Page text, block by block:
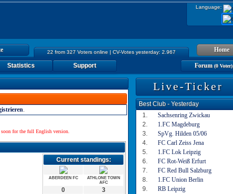
Language:
22 from 327 Voters online | CV-Votes yesterday: 2.967 Home
Forum(0 Voter)
Statistics Support
.
soon for the full English version.
Current standings:
ABERDEEN FC
ATHLONE TOWN
AFC
0
3
Live-Ticker
Best Club - Yesterday
1.
Sachsenring Zwickau
2.
1.FC Magdeburg
3.
SpVg. Hilden 05/06
4.
FC Carl Zeiss Jena
5.
1.FC Lok Leipzig
6.
FC Rot-Weiß Erfurt
7.
FC Red Bull Salzburg
8.
1.FC Union Berlin
9.
RB Leipzig